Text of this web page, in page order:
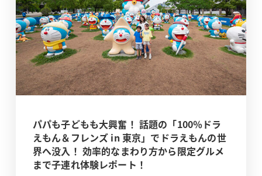
パパも子どもも大興奮！ 話題の「100％ドラ
えもん＆フレンズ in 東京」でドラえもんの世
界へ没入！ 効率的なまわり方から限定グルメ
まで子連れ体験レポート！